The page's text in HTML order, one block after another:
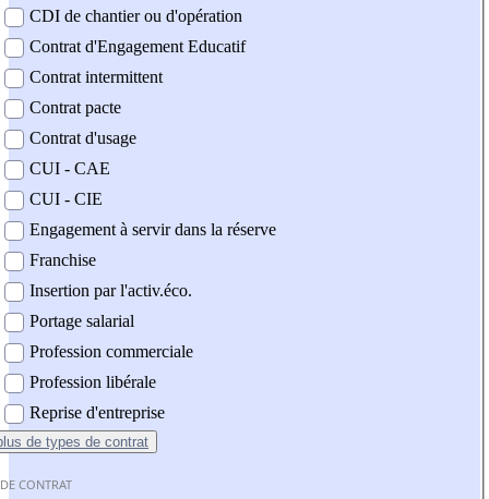
CDI de chantier ou d'opération
Contrat d'Engagement Educatif
Contrat intermittent
Contrat pacte
Contrat d'usage
CUI - CAE
CUI - CIE
Engagement à servir dans la réserve
Franchise
Insertion par l'activ.éco.
Portage salarial
Profession commerciale
Profession libérale
Reprise d'entreprise
de types de contrat
CONTRAT